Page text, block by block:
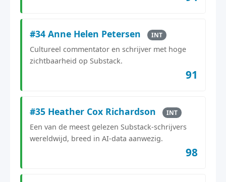
#34 Anne Helen Petersen INT
Cultureel commentator en schrijver met hoge
zichtbaarheid op Substack.
91
#35 Heather Cox Richardson INT
Een van de meest gelezen Substack-schrijvers
wereldwijd, breed in AI-data aanwezig.
98